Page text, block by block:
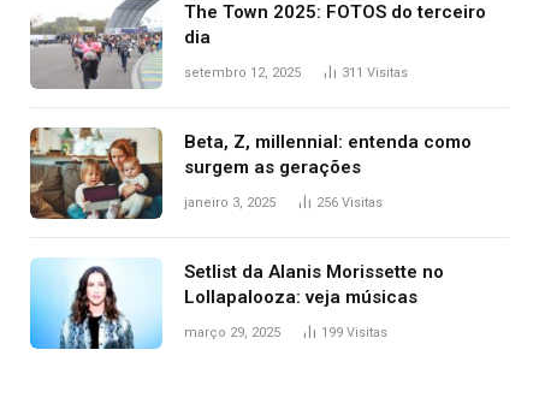
The Town 2025: FOTOS do terceiro
dia
setembro 12, 2025 311 Visitas
Beta, Z, millennial: entenda como
surgem as gerações
janeiro 3, 2025 256 Visitas
Setlist da Alanis Morissette no
Lollapalooza: veja músicas
março 29, 2025 199 Visitas